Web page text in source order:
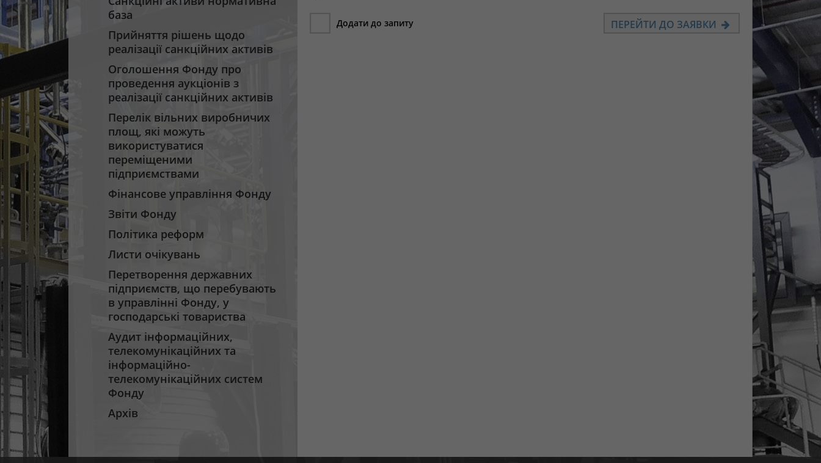
база
Прийняття рішень щодо
реалізації санкційних активів
Оголошення Фонду про
проведення аукціонів з
реалізації санкційних активів
Перелік вільних виробничих
площ, які можуть
використуватися
переміщеними
підприємствами
Фінансове управління Фонду
Звіти Фонду
Політика реформ
Листи очікувань
Перетворення державних
підприємств, що перебувають
в управлінні Фонду, у
господарські товариства
Аудит інформаційних,
телекомунікаційних та
інформаційно-
телекомунікаційних систем
Фонду
Архів
Додати до запиту ПЕРЕЙТИ ДО ЗАЯВКИ